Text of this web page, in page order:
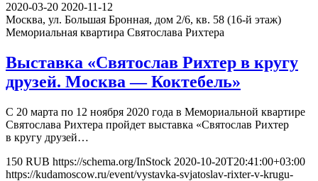
2020-03-20 2020-11-12
Москва, ул. Большая Бронная, дом 2/6, кв. 58 (16-й этаж)
Мемориальная квартира Святослава Рихтера
Выставка «Святослав Рихтер в кругу
друзей. Москва — Коктебель»
С 20 марта по 12 ноября 2020 года в Мемориальной квартире
Святослава Рихтера пройдет выставка «Святослав Рихтер
в кругу друзей…
150 RUB https://schema.org/InStock 2020-10-20T20:41:00+03:00
https://kudamoscow.ru/event/vystavka-svjatoslav-rixter-v-krugu-